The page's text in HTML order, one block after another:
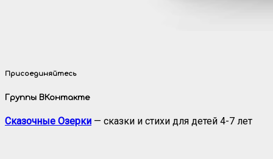
Присоединяйтесь
Группы ВКонтакте
Сказочные Озерки — сказки и стихи для детей 4-7 лет